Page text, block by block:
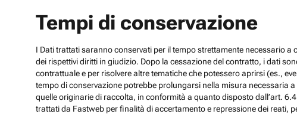
Tempi di conservazione
I Dati trattati saranno conservati per il tempo strettamente necessario a
dei rispettivi diritti in giudizio. Dopo la cessazione del contratto, i dati
contrattuale e per risolvere altre tematiche che potessero aprirsi (es.,
tempo di conservazione potrebbe prolungarsi nella misura necessaria
quelle originarie di raccolta, in conformità a quanto disposto dall’art.
trattati da Fastweb per finalità di accertamento e repressione dei reati,